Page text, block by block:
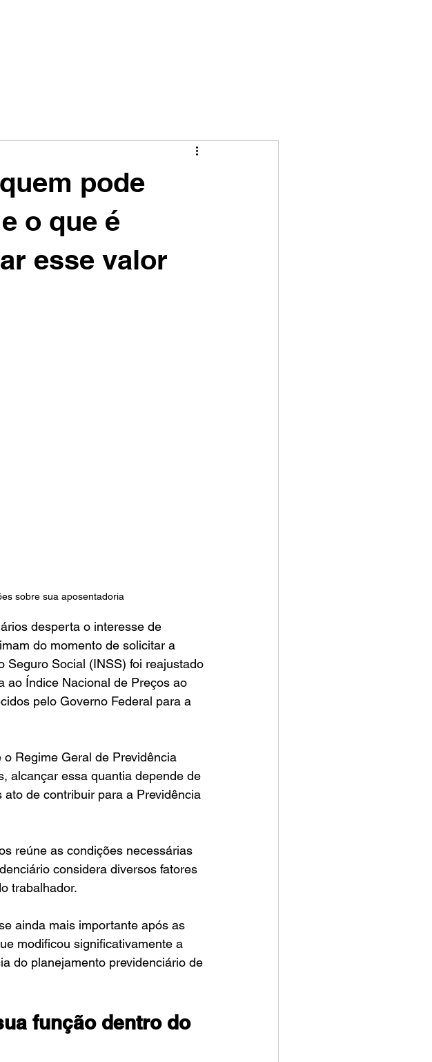
pode
o que é
esse valor
sobre sua aposentadoria
desperta o interesse de
do momento de solicitar a
Seguro Social (INSS) foi reajustado
ao Índice Nacional de Preços ao
pelo Governo Federal para a
Regime Geral de Previdência
alcançar essa quantia depende de
de contribuir para a Previdência
reúne as condições necessárias
considera diversos fatores
trabalhador.
ainda mais importante após as
modificou significativamente a
do planejamento previdenciário de
função dentro do